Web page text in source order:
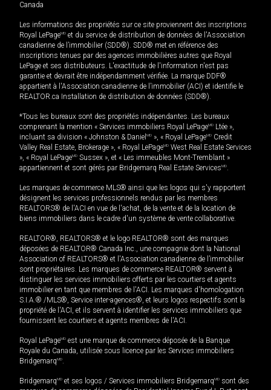
Canada
Les informations des propriétés sur ce site proviennent des inscriptions
Royal LePageMD et du service de distribution de données de l'Association
canadienne de l’immobilier (SDD®). SDD® met en référence des
inscriptions tenues par des agences immobilières autres que Royal
LePage et ses distributeurs. L'exactitude de l'information n'est pas
garantie et devrait être indépendamment vérifiée. La marque DDF®
appartient à l'Association canadienne de l’immobilier (ACI) et identifie le
REALTOR.ca Installation de distribution de données (SDD®).
*Tous les bureaux sont des propriétés indépendantes. Les bureaux
comprenant la mention « Services immobiliers Royal LePageMD Ltée »,
incluant sa division « Johnston & Daniel MD », « Royal LePageMD Credit
Valley Real Estate, Brokerage », « Royal LePageMD West Real Estate Services
», « Royal LePageMD Sussex », et « Les immeubles Mont-Tremblant »
appartiennent et sont gérés par Bridgemarq Real Estate ServicesMD.
Les marques de commerce MLS® ainsi que les logos qui s'y rapportent
désignent les services professionnels rendus par les membres
REALTORS® de l'ACI en vue de l'achat, de la vente et de la location de
biens immobiliers dans le cadre d'un système de vente collaborative.
REALTOR®, REALTORS® et le logo REALTOR® sont des marques
déposées de REALTOR® Canada Inc., une compagnie dont la National
Association of REALTORS® et l'Association canadienne de l’immobilier
sont propriétaires. Les marques de commerce REALTOR® servent à
distinguer les services immobiliers offerts par les courtiers et agents
immobilier en tant que membres de l'ACI. Les marques d'homologation
S.I.A.® /MLS®, Service inter-agences®, et leurs logos respectifs sont la
propriété de l'ACI, et ils servent à identifier les services immobiliers que
fournissent les courtiers et agents membres de l'ACI.
Royal LePageMD est une marque de commerce déposée de la Banque
Royale du Canada, utilisée sous licence par les Services immobiliers
BridgemarqMD.
BridgemarqMD et ses logos / Services immobiliers BridgemarqMD sont des